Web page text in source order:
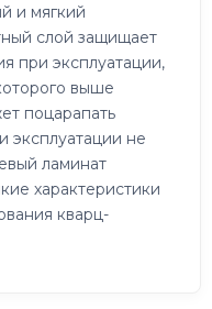
и мягкий
слой защищает
при эксплуатации,
выше
поцарапать
эксплуатации не
ламинат
характеристики
кварц-